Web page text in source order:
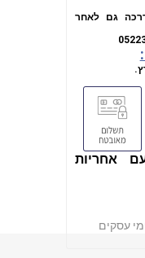
גם לאחר
אחריות